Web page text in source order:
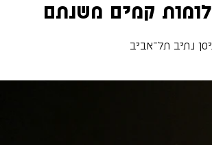
נתיב תל־אביב
קמים משנתם